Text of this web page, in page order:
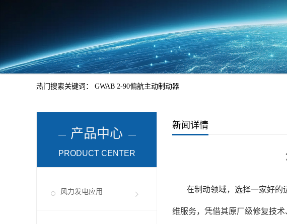
热门搜索关键词： GWAB 2-90偏航主动制动器
产品中心
PRODUCT CENTER
风力发电应用
新闻详情
在制动领域，选择一家好的
维服务，凭借其原厂级修复技